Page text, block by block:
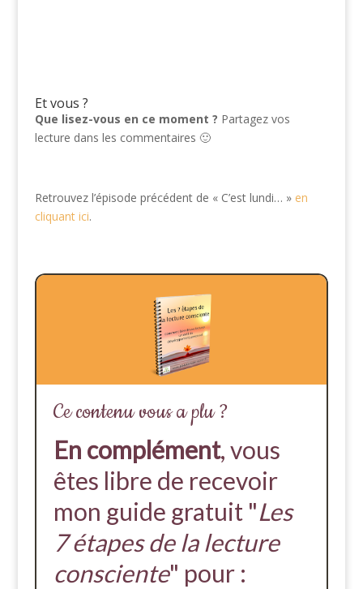
Et vous ?
Que lisez-vous en ce moment ? Partagez vos
lecture dans les commentaires 🙂
Retrouvez l’épisode précédent de « C’est lundi… » en
cliquant ici.
Ce contenu vous a plu ?
En complément, vous
êtes libre de recevoir
mon guide gratuit "Les
7 étapes de la lecture
consciente" pour :